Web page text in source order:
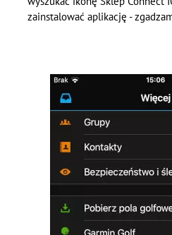
zainstalować aplikację -